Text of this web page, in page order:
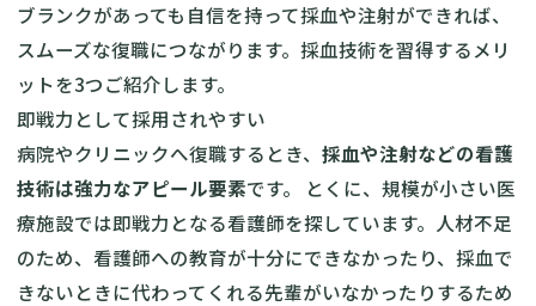
ブランクがあっても自信を持って採血や注射ができれば、
スムーズな復職につながります。採血技術を習得するメリ
ットを3つご紹介します。
即戦力として採用されやすい
病院やクリニックへ復職するとき、 採血や注射などの看護
技術は強力なアピール要素です。 とくに、規模が小さい医
療施設では即戦力となる看護師を探しています。人材不足
のため、看護師への教育が十分にできなかったり、採血で
きないときに代わってくれる先輩がいなかったりするため